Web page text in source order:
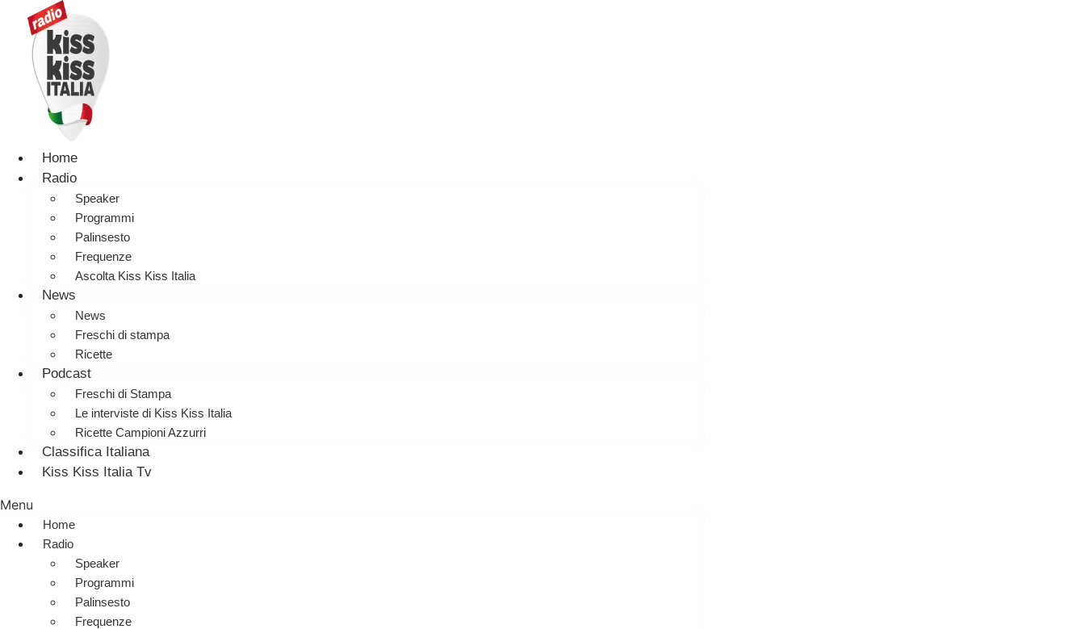
Home
Radio
Speaker
Programmi
Palinsesto
Frequenze
Ascolta Kiss Kiss Italia
News
News
Freschi di stampa
Ricette
Podcast
Freschi di Stampa
Le interviste di Kiss Kiss Italia
Ricette Campioni Azzurri
Classifica Italiana
Kiss Kiss Italia Tv
Menu
Home
Radio
Speaker
Programmi
Palinsesto
Frequenze